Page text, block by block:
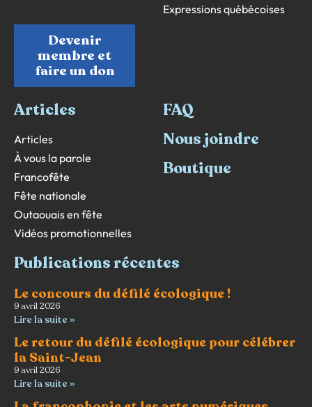
Devenir
membre et
faire un don
Expressions québécoises
Articles
Articles
À vous la parole
Francofête
Fête nationale
Outaouais en fête
Vidéos promotionnelles
FAQ
Nous joindre
Boutique
Publications récentes
Le concours du défilé écologique !
9 avril 2026
Lire la suite »
Le retour du défilé écologique pour célébrer
la Saint-Jean
9 avril 2026
Lire la suite »